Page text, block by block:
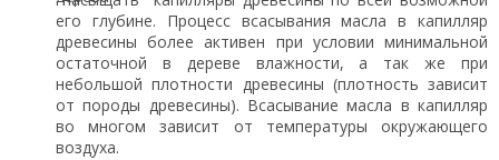
его глубине. Процесс всасывания масла в капилляр
древесины более активен при условии минимальной
остаточной в дереве влажности, а так же при
небольшой плотности древесины (плотность зависит
от породы древесины). Всасывание масла в капилляр
во многом зависит от температуры окружающего
воздуха.